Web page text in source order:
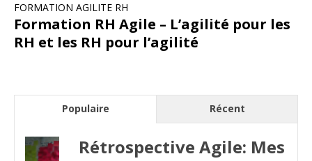
FORMATION AGILITE RH
Formation RH Agile – L’agilité pour les
RH et les RH pour l’agilité
Populaire Récent
Rétrospective Agile: Mes